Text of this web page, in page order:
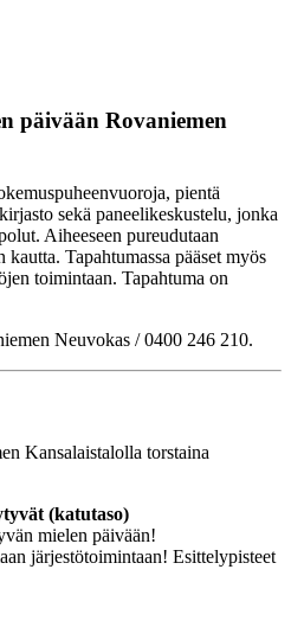
päivään Rovaniemen
pientä
sekä paneelikeskustelu, jonka
Aiheeseen pureudutaan
Tapahtumassa pääset myös
toimintaan. Tapahtuma on
Neuvokas / 0400 246 210.
Kansalaistalolla torstaina
(katutaso)
mielen päivään!
järjestötoimintaan! Esittelypisteet